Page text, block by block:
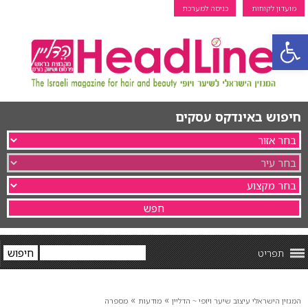
פתח סרגל נגישות
מועדון לקוחות כניסה למערכת
חיפוש באינדקס עסקים
תפריט
המגזין הישראלי עיצוב שיער ויופי ~ הדליין » מודעות » מספרה